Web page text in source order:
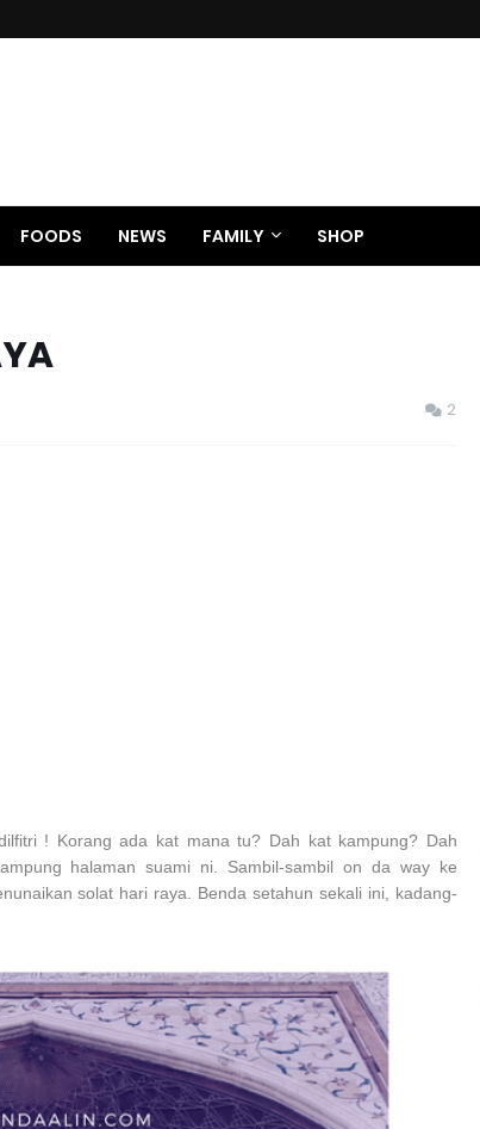
FOODS NEWS FAMILY SHOP
2
! Korang ada kat mana tu? Dah kat kampung? Dah
halaman suami ni. Sambil-sambil on da way ke
solat hari raya. Benda setahun sekali ini, kadang-